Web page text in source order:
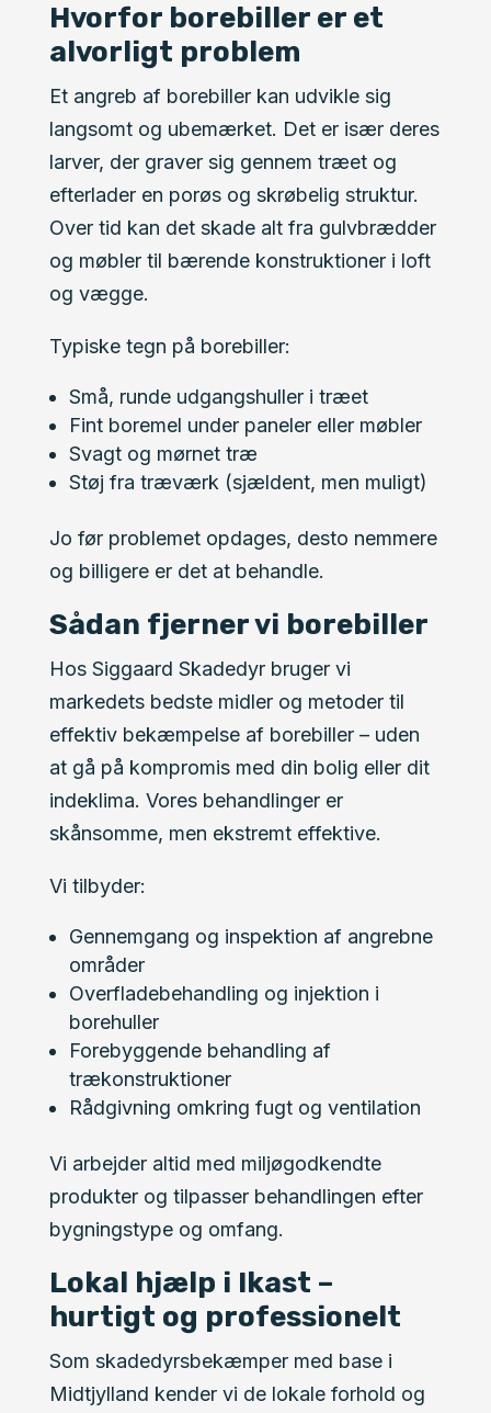
Hvorfor borebiller er et
alvorligt problem
Et angreb af borebiller kan udvikle sig
langsomt og ubemærket. Det er især deres
larver, der graver sig gennem træet og
efterlader en porøs og skrøbelig struktur.
Over tid kan det skade alt fra gulvbrædder
og møbler til bærende konstruktioner i loft
og vægge.
Typiske tegn på borebiller:
Små, runde udgangshuller i træet
Fint boremel under paneler eller møbler
Svagt og mørnet træ
Støj fra træværk (sjældent, men muligt)
Jo før problemet opdages, desto nemmere
og billigere er det at behandle.
Sådan fjerner vi borebiller
Hos Siggaard Skadedyr bruger vi
markedets bedste midler og metoder til
effektiv bekæmpelse af borebiller – uden
at gå på kompromis med din bolig eller dit
indeklima. Vores behandlinger er
skånsomme, men ekstremt effektive.
Vi tilbyder:
Gennemgang og inspektion af angrebne
områder
Overfladebehandling og injektion i
borehuller
Forebyggende behandling af
trækonstruktioner
Rådgivning omkring fugt og ventilation
Vi arbejder altid med miljøgodkendte
produkter og tilpasser behandlingen efter
bygningstype og omfang.
Lokal hjælp i Ikast –
hurtigt og professionelt
Som skadedyrsbekæmper med base i
Midtjylland kender vi de lokale forhold og